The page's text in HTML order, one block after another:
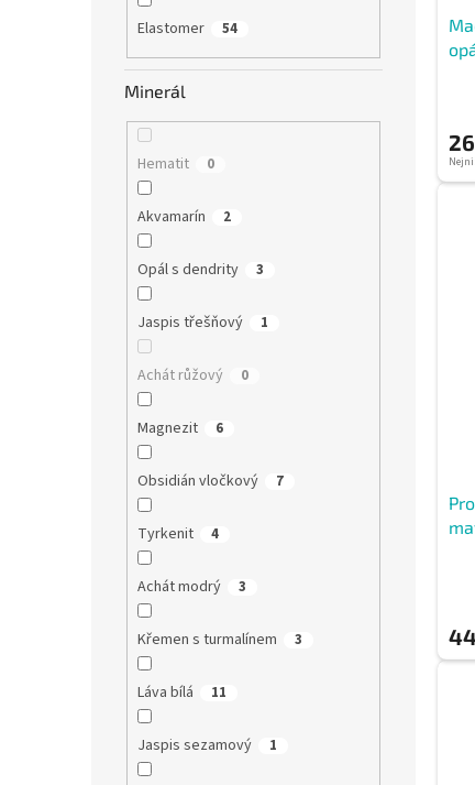
Elastomer 54
Minerál
Hematit 0
Akvamarín 2
Opál s dendrity 3
Jaspis třešňový 1
Achát růžový 0
Magnezit 6
Obsidián vločkový 7
Tyrkenit 4
Achát modrý 3
Křemen s turmalínem 3
Láva bílá 11
Jaspis sezamový 1